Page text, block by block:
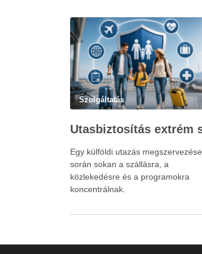
Szolgáltatás
Egy külföldi utazás megszervezése
során sokan a szállásra, a
közlekedésre és a programokra
koncentrálnak.